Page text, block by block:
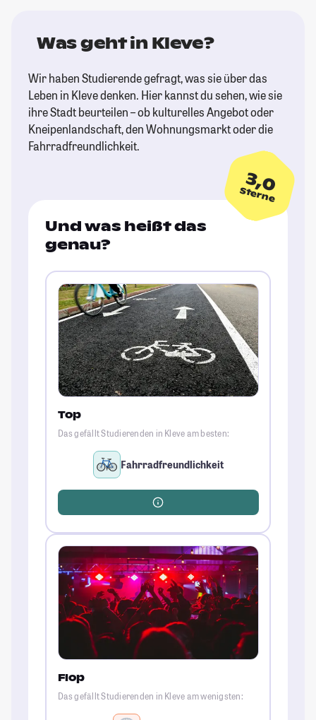
Was geht in Kleve?
Wir haben Studierende gefragt, was sie über das
Leben in Kleve denken. Hier kannst du sehen, wie sie
ihre Stadt beurteilen – ob kulturelles Angebot oder
Kneipenlandschaft, den Wohnungsmarkt oder die
Fahrradfreundlichkeit.
3,0
Sterne
Und was heißt das
genau?
Top
Das gefällt Studierenden in Kleve am besten:
Fahrradfreundlichkeit
Flop
Das gefällt Studierenden in Kleve am wenigsten: